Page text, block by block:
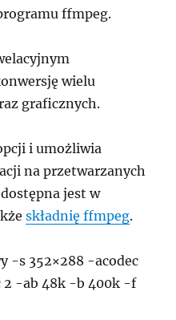
ffmpeg.
wielu
graficznych.
i umożliwia
na przetwarzanych
jest w
składnię ffmpeg.
-s 352×288 -acodec
2 -ab 48k -b 400k -f